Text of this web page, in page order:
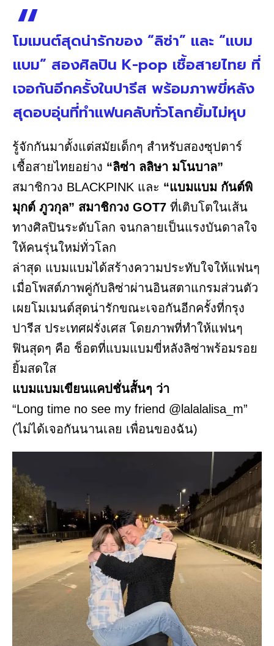
โมเมนต์สุดน่ารักของ “ลิซ่า” และ “แบม
แบม” สองศิลปิน K-pop เชื้อสายไทย ที่
เจอกันอีกครั้งในปารีส พร้อมภาพขี่หลัง
สุดอบอุ่นที่ทำแฟนคลับทั่วโลกยิ้มไม่หุบ
รู้จักกันมาตั้งแต่สมัยเด็กๆ สำหรับสองซุปตาร์
เชื้อสายไทยอย่าง “ลิซ่า ลลิษา มโนบาล”
สมาชิกวง BLACKPINK และ “แบมแบม กันต์พิ
มุกต์ ภูวกุล” สมาชิกวง GOT7 ที่เติบโตในเส้น
ทางศิลปินระดับโลก จนกลายเป็นแรงบันดาลใจ
ให้คนรุ่นใหม่ทั่วโลก
ล่าสุด แบมแบมได้สร้างความประทับใจให้แฟนๆ
เมื่อโพสต์ภาพคู่กับลิซ่าผ่านอินสตาแกรมส่วนตัว
เผยโมเมนต์สุดน่ารักขณะเจอกันอีกครั้งที่กรุง
ปารีส ประเทศฝรั่งเศส โดยภาพที่ทำให้แฟนๆ
ฟินสุดๆ คือ ช็อตที่แบมแบมขี่หลังลิซ่าพร้อมรอย
ยิ้มสดใส
แบมแบมเขียนแคปชั่นสั้นๆ ว่า
“Long time no see my friend @lalalalisa_m”
(ไม่ได้เจอกันนานเลย เพื่อนของฉัน)